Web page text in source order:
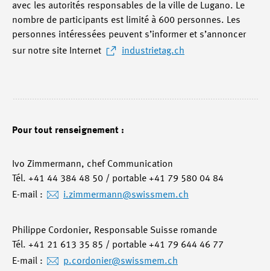
avec les autorités responsables de la ville de Lugano. Le
nombre de participants est limité à 600 personnes. Les
personnes intéressées peuvent s’informer et s’annoncer
sur notre site Internet
industrietag.ch
Pour tout renseignement :
Ivo Zimmermann, chef Communication
Tél. +41 44 384 48 50 / portable +41 79 580 04 84
E-mail :
i.zimmermann@swissmem.ch
Philippe Cordonier, Responsable Suisse romande
Tél. +41 21 613 35 85 / portable +41 79 644 46 77
E-mail :
p.cordonier@swissmem.ch